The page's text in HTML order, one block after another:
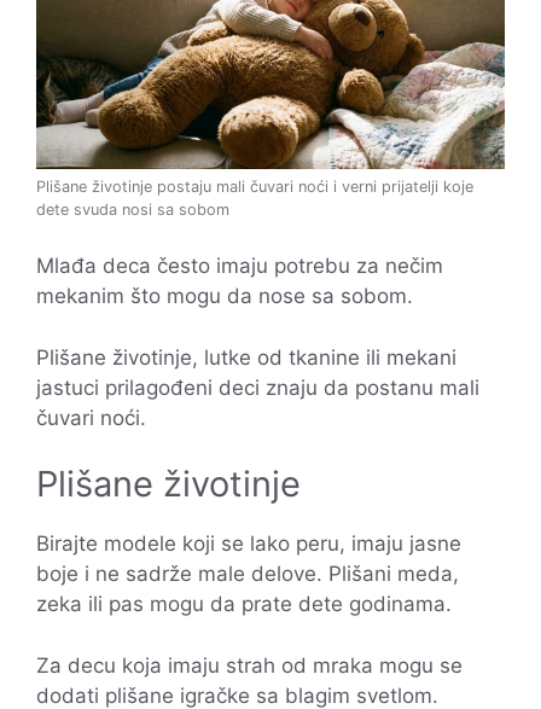
Plišane životinje postaju mali čuvari noći i verni prijatelji koje
dete svuda nosi sa sobom
Mlađa deca često imaju potrebu za nečim
mekanim što mogu da nose sa sobom.
Plišane životinje, lutke od tkanine ili mekani
jastuci prilagođeni deci znaju da postanu mali
čuvari noći.
Plišane životinje
Birajte modele koji se lako peru, imaju jasne
boje i ne sadrže male delove. Plišani meda,
zeka ili pas mogu da prate dete godinama.
Za decu koja imaju strah od mraka mogu se
dodati plišane igračke sa blagim svetlom.